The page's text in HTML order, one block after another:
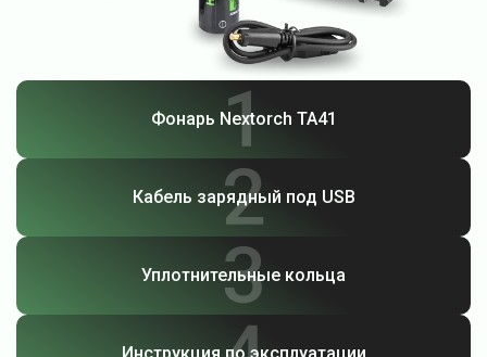
Фонарь Nextorch TA41
Кабель зарядный под USB
Уплотнительные кольца